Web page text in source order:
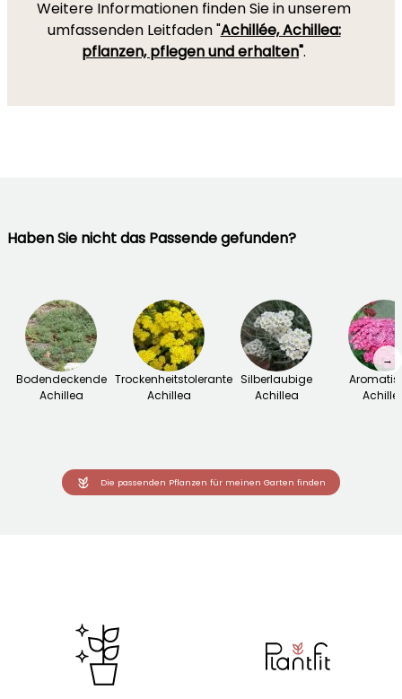
Weitere Informationen finden Sie in unserem
umfassenden Leitfaden "Achillée, Achillea:
pflanzen, pflegen und erhalten".
Haben Sie nicht das Passende gefunden?
Bodendeckende
Achillea
Trockenheitstolerante
Achillea
Silberlaubige
Achillea
→
Die passenden Pflanzen für meinen Garten finden